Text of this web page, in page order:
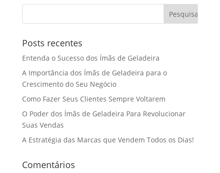
Posts recentes
Entenda o Sucesso dos Ímãs de Geladeira
A Importância dos Ímãs de Geladeira para o
Crescimento do Seu Negócio
Como Fazer Seus Clientes Sempre Voltarem
O Poder dos Ímãs de Geladeira Para Revolucionar
Suas Vendas
A Estratégia das Marcas que Vendem Todos os Dias!
Comentários